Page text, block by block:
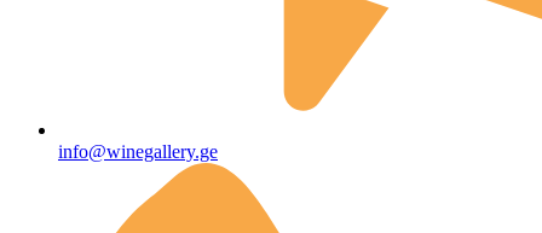
info@winegallery.ge